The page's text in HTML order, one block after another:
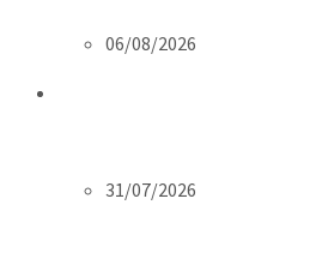
06/08/2026
31/07/2026